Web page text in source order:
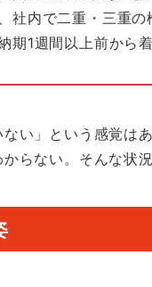
社内で二重・三重
期1週間以上前から
ない」という感覚は
らない。そんな状況